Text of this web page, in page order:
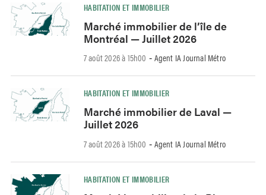
HABITATION ET IMMOBILIER
Marché immobilier de l’île de
Montréal — Juillet 2026
7 août 2026 à 15h00 - Agent IA Journal Métro
HABITATION ET IMMOBILIER
Marché immobilier de Laval —
Juillet 2026
7 août 2026 à 15h00 - Agent IA Journal Métro
HABITATION ET IMMOBILIER